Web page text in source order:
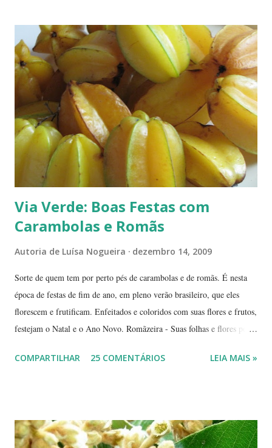
de passeios no mato, em pleno cerrado, observando as pequenas coisas
à nossa volta, tão importantes mas às vezes tão esquecidas. Vamos
aproveitar as férias para curtir a natureza? ... ----------------------- ....
A moça que aparece na...
Via Verde: Boas Festas com
Carambolas e Romãs
Autoria de Luísa Nogueira dezembro 14, 2009
Sorte de quem tem por perto pés de carambolas e de romãs. É nesta
época de festas de fim de ano, em pleno verão brasileiro, que eles
florescem e frutificam. Enfeitados e coloridos com suas flores e frutos,
festejam o Natal e o Ano Novo. Romãzeira - Suas folhas e flores por
por tons mesclados de rosa, amarelo e laranja. No meio das flores
jóias preciosas, estão presentes na ceia de réveillon. Sim, eles nos
COMPARTILHAR 25 COMENTÁRIOS LEIA MAIS »